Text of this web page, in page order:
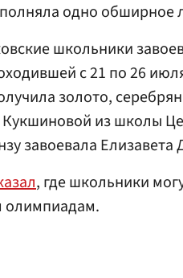
одно обширное
школьники
с 21 по 26
золото,
из школы
завоевала
, где школьники